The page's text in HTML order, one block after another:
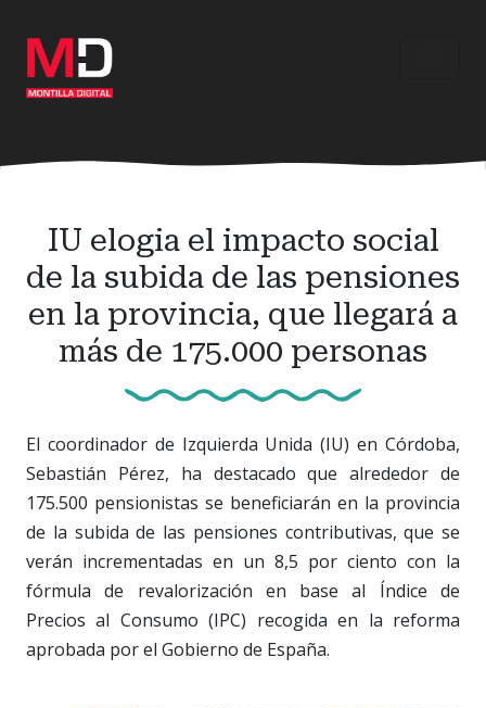
contenido
principal
IU elogia el impacto social
de la subida de las pensiones
en la provincia, que llegará a
más de 175.000 personas
El coordinador de Izquierda Unida (IU) en Córdoba,
Sebastián Pérez, ha destacado que alrededor de
175.500 pensionistas se beneficiarán en la provincia
de la subida de las pensiones contributivas, que se
verán incrementadas en un 8,5 por ciento con la
fórmula de revalorización en base al Índice de
Precios al Consumo (IPC) recogida en la reforma
aprobada por el Gobierno de España.